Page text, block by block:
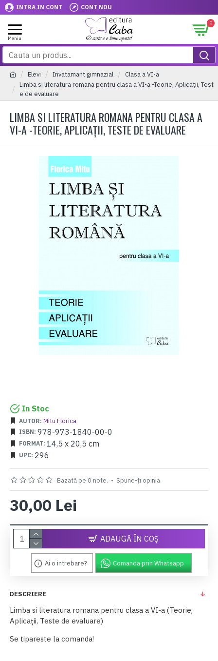
INTRA IN CONT CONT NOU
0
Elevi Invatamant gimnazial
Clasa a VI-a
Limba si literatura romana pentru clasa a VI-a -Teorie, Aplicaţii, Test
e de evaluare
LIMBA SI LITERATURA ROMANA PENTRU CLASA A
VI-A -TEORIE, APLICAŢII, TESTE DE EVALUARE
In Stoc
AUTOR: Mitu Florica
ISBN: 978-973-1840-00-0
FORMAT: 14,5 x 20,5 cm
UPC: 296
Bazată pe 0 note. - Spune-ţi opinia
30,00 Lei
ADAUGĂ ÎN COŞ
Ai o intrebare? Comanda prin Whatsapp
DESCRIERE
Limba si literatura romana pentru clasa a VI-a (Teorie,
Aplicaţii, Teste de evaluare)
Se tipareste la comanda!